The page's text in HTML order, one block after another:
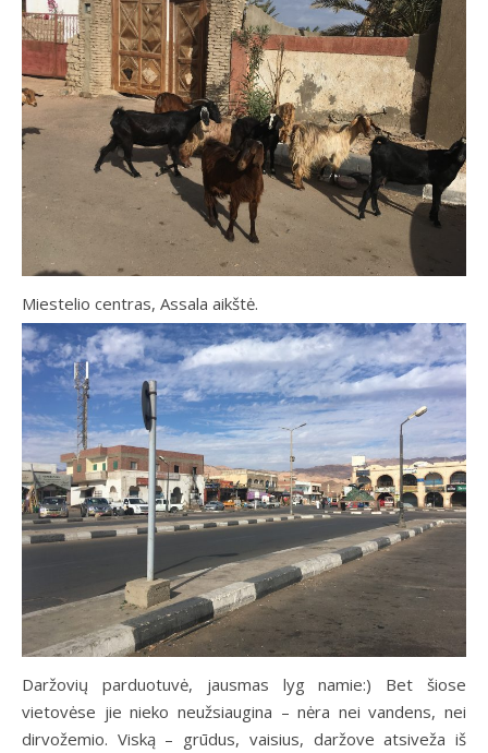
Miestelio centras, Assala aikštė.
Daržovių parduotuvė, jausmas lyg namie:) Bet šiose
vietovėse jie nieko neužsiaugina – nėra nei vandens, nei
dirvožemio. Viską – grūdus, vaisius, daržove atsiveža iš